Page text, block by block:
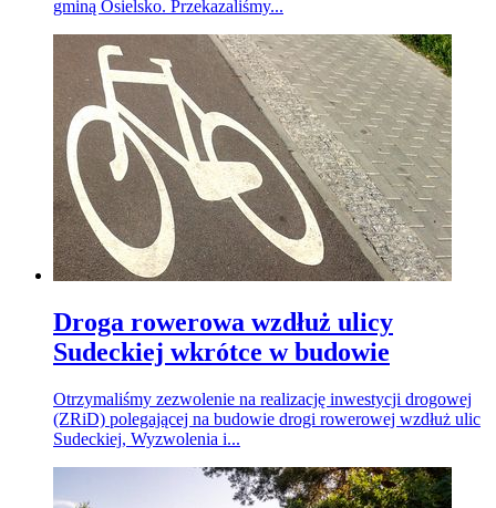
gminą Osielsko. Przekazaliśmy...
Droga rowerowa wzdłuż ulicy
Sudeckiej wkrótce w budowie
Otrzymaliśmy zezwolenie na realizację inwestycji drogowej
(ZRiD) polegającej na budowie drogi rowerowej wzdłuż ulic
Sudeckiej, Wyzwolenia i...